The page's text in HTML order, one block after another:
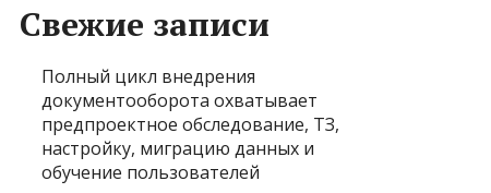
Свежие записи
Полный цикл внедрения
документооборота охватывает
предпроектное обследование, ТЗ,
настройку, миграцию данных и
обучение пользователей